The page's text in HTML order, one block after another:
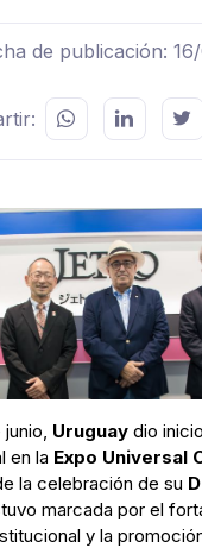
de publicación:
junio, Uruguay dio
en la Expo Universal
la celebración de su
marcada por el
y la